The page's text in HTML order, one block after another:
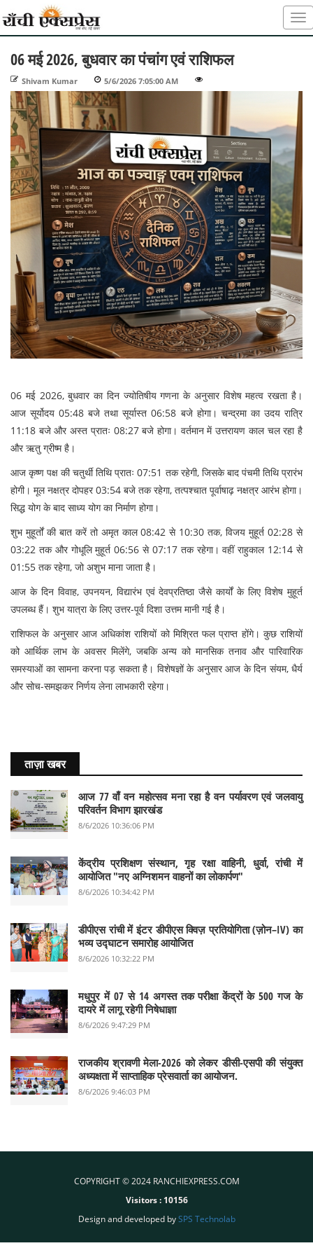
06 मई 2026, बुधवार का पंचांग एवं राशिफल
Shivam Kumar 5/6/2026 7:05:00 AM
06 मई 2026, बुधवार का दिन ज्योतिषीय गणना के अनुसार विशेष महत्व रखता है।
आज सूर्योदय 05:48 बजे तथा सूर्यास्त 06:58 बजे होगा। चन्द्रमा का उदय रात्रि
11:18 बजे और अस्त प्रातः 08:27 बजे होगा। वर्तमान में उत्तरायण काल चल रहा है
और ऋतु ग्रीष्म है।
आज कृष्ण पक्ष की चतुर्थी तिथि प्रातः 07:51 तक रहेगी, जिसके बाद पंचमी तिथि प्रारंभ
होगी। मूल नक्षत्र दोपहर 03:54 बजे तक रहेगा, तत्पश्चात पूर्वाषाढ़ नक्षत्र आरंभ होगा।
सिद्ध योग के बाद साध्य योग का निर्माण होगा।
शुभ मुहूर्तों की बात करें तो अमृत काल 08:42 से 10:30 तक, विजय मुहूर्त 02:28 से
03:22 तक और गोधूलि मुहूर्त 06:56 से 07:17 तक रहेगा। वहीं राहुकाल 12:14 से
01:55 तक रहेगा, जो अशुभ माना जाता है।
आज के दिन विवाह, उपनयन, विद्यारंभ एवं देवप्रतिष्ठा जैसे कार्यों के लिए विशेष मुहूर्त
उपलब्ध हैं। शुभ यात्रा के लिए उत्तर-पूर्व दिशा उत्तम मानी गई है।
राशिफल के अनुसार आज अधिकांश राशियों को मिश्रित फल प्राप्त होंगे। कुछ राशियों
को आर्थिक लाभ के अवसर मिलेंगे, जबकि अन्य को मानसिक तनाव और पारिवारिक
समस्याओं का सामना करना पड़ सकता है। विशेषज्ञों के अनुसार आज के दिन संयम, धैर्य
और सोच-समझकर निर्णय लेना लाभकारी रहेगा।
ताज़ा खबर
आज 77 वाँ वन महोत्सव मना रहा है वन पर्यावरण एवं जलवायु
परिवर्तन विभाग झारखंड
8/6/2026 10:36:06 PM
केंद्रीय प्रशिक्षण संस्थान, गृह रक्षा वाहिनी, धुर्वा, रांची में
आयोजित "नए अग्निशमन वाहनों का लोकार्पण"
8/6/2026 10:34:42 PM
डीपीएस रांची में इंटर डीपीएस क्विज़ प्रतियोगिता (ज़ोन–IV) का
भव्य उद्घाटन समारोह आयोजित
8/6/2026 10:32:22 PM
मधुपुर में 07 से 14 अगस्त तक परीक्षा केंद्रों के 500 गज के
दायरे में लागू रहेगी निषेधाज्ञा
8/6/2026 9:47:29 PM
राजकीय श्रावणी मेला-2026 को लेकर डीसी-एसपी की संयुक्त
अध्यक्षता में साप्ताहिक प्रेसवार्ता का आयोजन.
8/6/2026 9:46:03 PM
COPYRIGHT © 2024 RANCHIEXPRESS.COM
Visitors : 10156
Design and developed bySPS Technolab